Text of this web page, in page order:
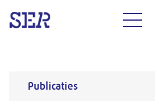
Publicaties